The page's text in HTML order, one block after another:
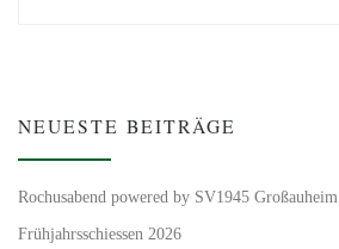
NEUESTE BEITRÄGE
Rochusabend powered by SV1945 Großauheim
Frühjahrsschiessen 2026